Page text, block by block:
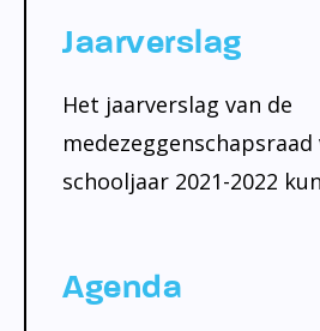
Jaarverslag
Het jaarverslag van de
schooljaar 2021-2022
Agenda